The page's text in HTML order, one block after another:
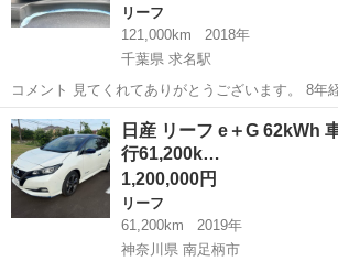
リーフ
121,000km
2018年
千葉県 求名駅
コメント 見てくれてありがとうございます。 8年経過10万キロオーバ
ーの中古電気自動車ですのでご理解の上 入札をお
以内の名義変更をお願いします。 平成30年式リーフX10万台記念車に
なります。 走行距...
千葉 東金市 求名駅
日産 リーフ e＋G 62kWh 車検令和10年4月 走
行61,200k…
1,200,000円
リーフ
61,200km
2019年
神奈川県 南足柄市